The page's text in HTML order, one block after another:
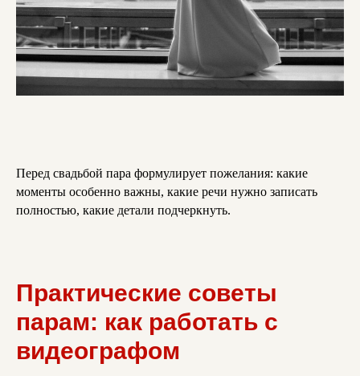
Перед свадьбой пара формулирует пожелания: какие
моменты особенно важны, какие речи нужно записать
полностью, какие детали подчеркнуть.
Практические советы
парам: как работать с
видеографом